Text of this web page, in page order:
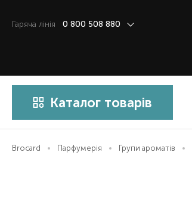
Гаряча лiнiя 0 800 508 880
Каталог товарів
Brocard Парфумерія Групи ароматів